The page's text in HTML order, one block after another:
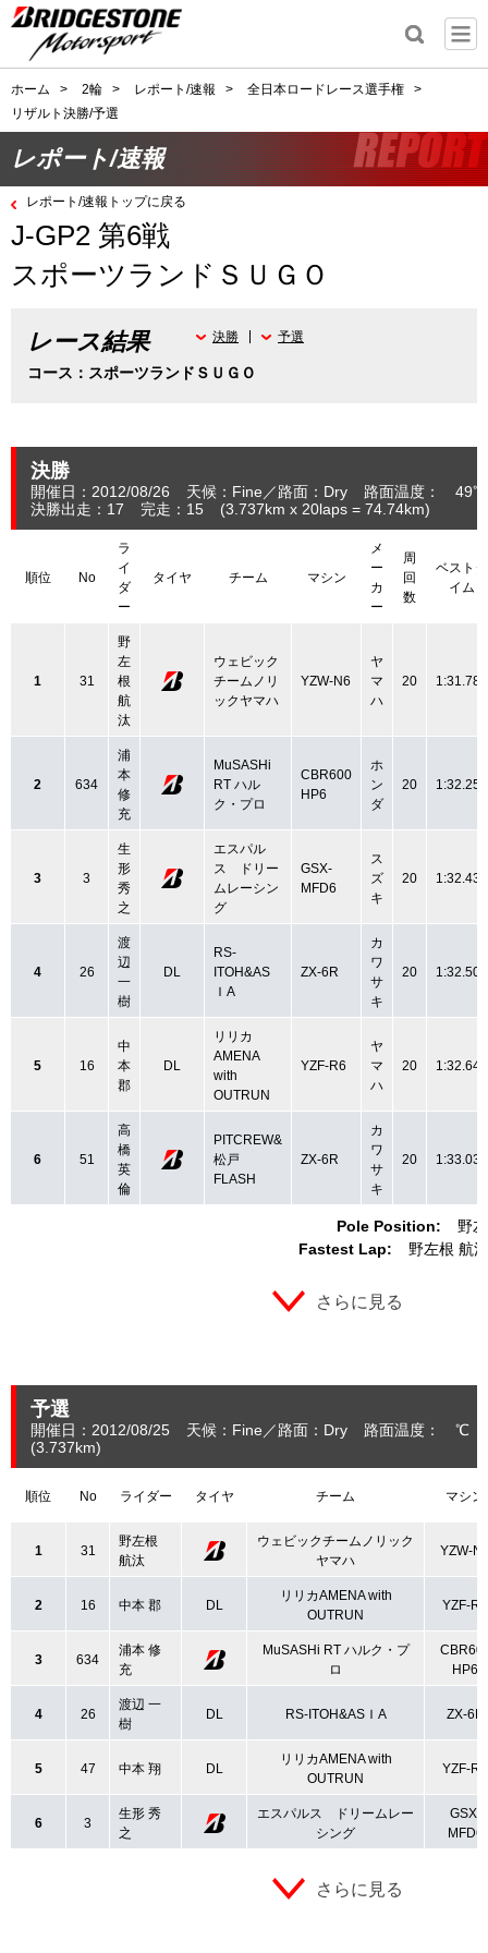
ホーム > 2輪 > レポート/速報 > 全日本ロードレース選手権
>
リザルト決勝/予選
レポート/速報
レポート/速報トップに戻る
J-GP2 第6戦
スポーツランドＳＵＧＯ
レース結果
コース：スポーツランドＳＵＧＯ
決勝 予選
決勝
開催日：2012/08/26 天候：Fine 路面：Dry
路面温度：
決勝出走：17
完走：15 (3.737km x 20laps = 74.74km)
順位 No
ラ
イ
ダ
ー
タイヤ チーム マシン
メ
ー
カ
ー
周
回
数
ベストタ
イム
Pole Position:
野
Fastest Lap:
野左根 航汰
1 31
野
左
根
航
汰
ウェビック
チームノリ
ックヤマハ
YZW-N6
ヤ
マ
ハ
20 1:31.780
2 634
浦
本
修
充
MuSASHi
RT ハル
ク・プロ
CBR600
HP6
ホ
ン
ダ
20 1:32.252
3 3
生
形
秀
之
エスパル
ス ドリー
ムレーシン
グ
GSX-
MFD6
ス
ズ
キ
20 1:32.431
4 26
渡
辺
一
樹
DL
RS-
ITOH&AS
ＩA
ZX-6R
カ
ワ
サ
キ
20 1:32.506
5 16
中
本
郡
DL
リリカ
AMENA
with
OUTRUN
YZF-R6
ヤ
マ
ハ
20 1:32.649
6 51
高
橋
英
倫
PITCREW&
松戸
FLASH
ZX-6R
カ
ワ
サ
キ
20 1:33.036
さらに見る
予選
開催日：2012/08/25 天候：Fine 路面：Dry
路面温度： ℃
(3.737km)
順位 No ライダー タイヤ チーム マシン
1 31
野左根
航汰
ウェビックチームノリック
ヤマハ
YZW-
2 16 中本 郡 DL
リリカAMENA with
OUTRUN
YZF-R6
3 634
浦本 修
充
MuSASHi RT ハルク・プ
ロ
HP6
4 26
渡辺 一
樹
DL RS-ITOH&ASＩA ZX-6R
5 47 中本 翔 DL
リリカAMENA with
OUTRUN
YZF-R6
6 3
生形 秀
之
エスパルス ドリームレー
シング
GSX-
MFD6
さらに見る